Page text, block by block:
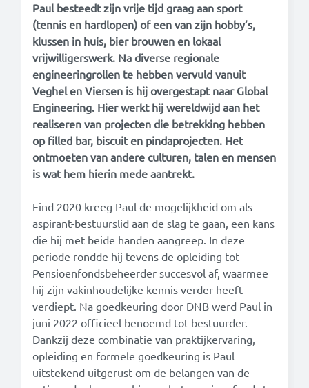
Paul besteedt zijn vrije tijd graag aan sport
(tennis en hardlopen) of een van zijn hobby’s,
klussen in huis, bier brouwen en lokaal
vrijwilligerswerk. Na diverse regionale
engineeringrollen te hebben vervuld vanuit
Veghel en Viersen is hij overgestapt naar Global
Engineering. Hier werkt hij wereldwijd aan het
realiseren van projecten die betrekking hebben
op filled bar, biscuit en pindaprojecten. Het
ontmoeten van andere culturen, talen en mensen
is wat hem hierin mede aantrekt.
Eind 2020 kreeg Paul de mogelijkheid om als
aspirant-bestuurslid aan de slag te gaan, een kans
die hij met beide handen aangreep. In deze
periode rondde hij tevens de opleiding tot
Pensioenfondsbeheerder succesvol af, waarmee
hij zijn vakinhoudelijke kennis verder heeft
verdiept. Na goedkeuring door DNB werd Paul in
juni 2022 officieel benoemd tot bestuurder.
Dankzij deze combinatie van praktijkervaring,
opleiding en formele goedkeuring is Paul
uitstekend uitgerust om de belangen van de